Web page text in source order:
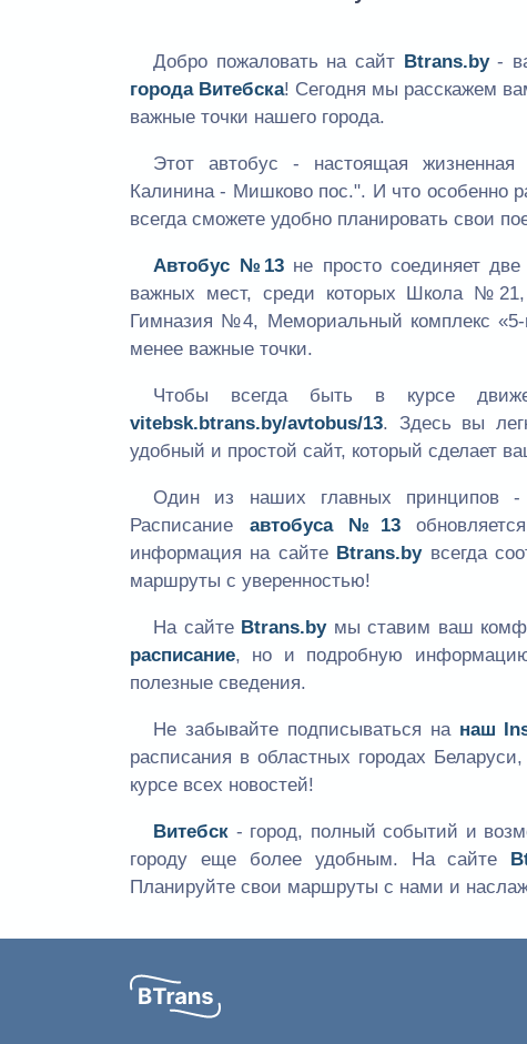
Добро пожаловать на сайт Btrans.by-
города Витебска! Сегодня мы расскажем
важные точки нашего города.
Этот автобус - настоящая
Калинина - Мишково пос.". И что особенно
всегда сможете удобно планировать свои
Автобус №13не просто соединяет
важных мест, среди которых Школа №21,
Гимназия №4, Мемориальный комплекс
менее важные точки.
Чтобы всегда быть в курсе
vitebsk.btrans.by/avtobus/13. Здесь вы
удобный и простой сайт, который сделает
Один из наших главных принципов -
Расписание автобуса №13
информация на сайте Btrans.byвсегда
маршруты с уверенностью!
На сайте Btrans.byмы ставим ваш
расписание, но и подробную информацию
полезные сведения.
Не забывайте подписываться на наш
расписания в областных городах
курсе всех новостей!
Витебск - город, полный событий и
городу еще более удобным. На сайте
Планируйте свои маршруты с нами и